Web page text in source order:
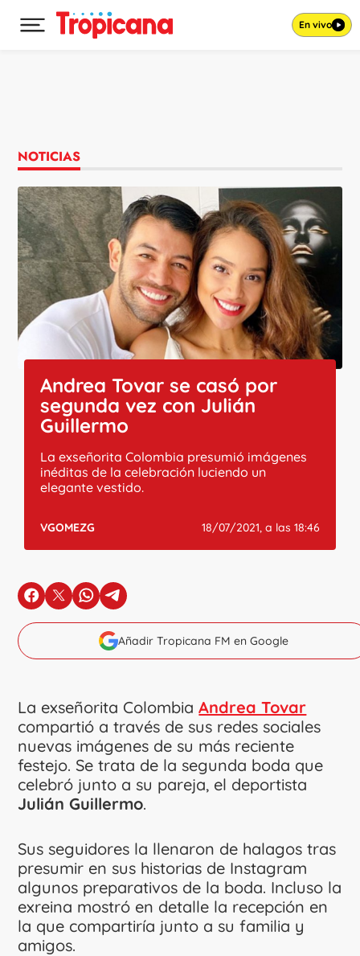
Desplegar menú principal En vivo
NOTICIAS
Andrea Tovar se casó por
segunda vez con Julián
Guillermo
La exseñorita Colombia presumió imágenes
inéditas de la celebración luciendo un
elegante vestido.
VGOMEZG 18/07/2021, a las 18:46
en Facebook
en Xen Whatsapp
en Telegram
Añadir Tropicana FM en Google
La exseñorita ColombiaAndrea Tovar
compartió a través de sus redes sociales
nuevas imágenes de su más reciente
festejo. Se trata de la segunda boda que
celebró junto a su pareja, el deportista
Julián Guillermo.
Sus seguidores la llenaron de halagos tras
presumir en sus historias de Instagram
algunos preparativos de la boda. Incluso la
exreina mostró en detalle la recepción en
la que compartiría junto a su familia y
amigos.